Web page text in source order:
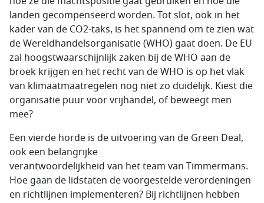
landen gecompenseerd worden. Tot slot, ook in het
kader van de CO2-taks, is het spannend om te zien wat
de Wereldhandelsorganisatie (WHO) gaat doen. De EU
zal hoogstwaarschijnlijk zaken bij de WHO aan de
broek krijgen en het recht van de WHO is op het vlak
van klimaatmaatregelen nog niet zo duidelijk. Kiest die
organisatie puur voor vrijhandel, of beweegt men
mee?
Een vierde horde is de uitvoering van de Green Deal,
ook een belangrijke
verantwoordelijkheid van het team van Timmermans.
Hoe gaan de lidstaten de voorgestelde verordeningen
en richtlijnen implementeren? Bij richtlijnen hebben